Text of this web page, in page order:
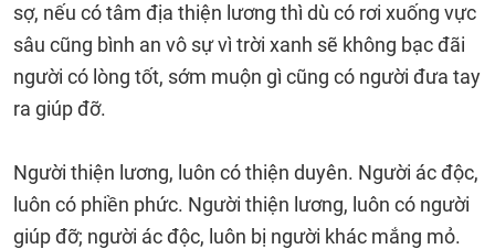
sợ, nếu có tâm địa thiện lương thì dù có rơi xuống vực
sâu cũng bình an vô sự vì trời xanh sẽ không bạc đãi
người có lòng tốt, sớm muộn gì cũng có người đưa tay
ra giúp đỡ.
Người thiện lương, luôn có thiện duyên. Người ác độc,
luôn có phiền phức. Người thiện lương, luôn có người
giúp đỡ; người ác độc, luôn bị người khác mắng mỏ.